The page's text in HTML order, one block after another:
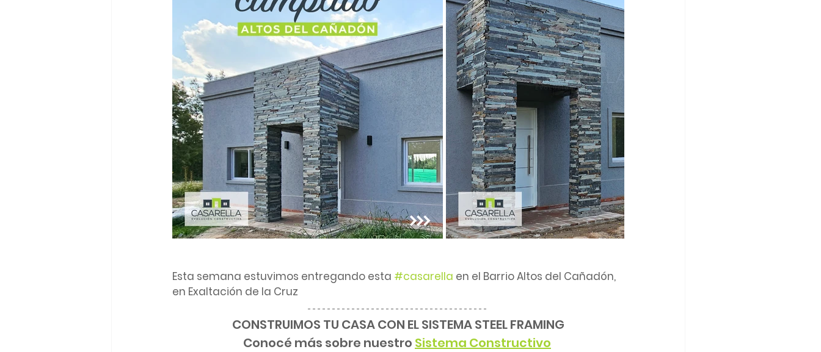
Esta semana estuvimos entregando esta #casarella en el Barrio Altos del Cañadón,
en Exaltación de la Cruz
CONSTRUIMOS TU CASA CON EL SISTEMA STEEL FRAMING
Conocé más sobre nuestro Sistema Constructivo